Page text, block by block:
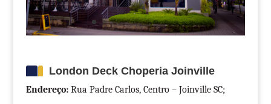
London Deck Choperia Joinville
Endereço:Rua Padre Carlos, Centro – Joinville SC;